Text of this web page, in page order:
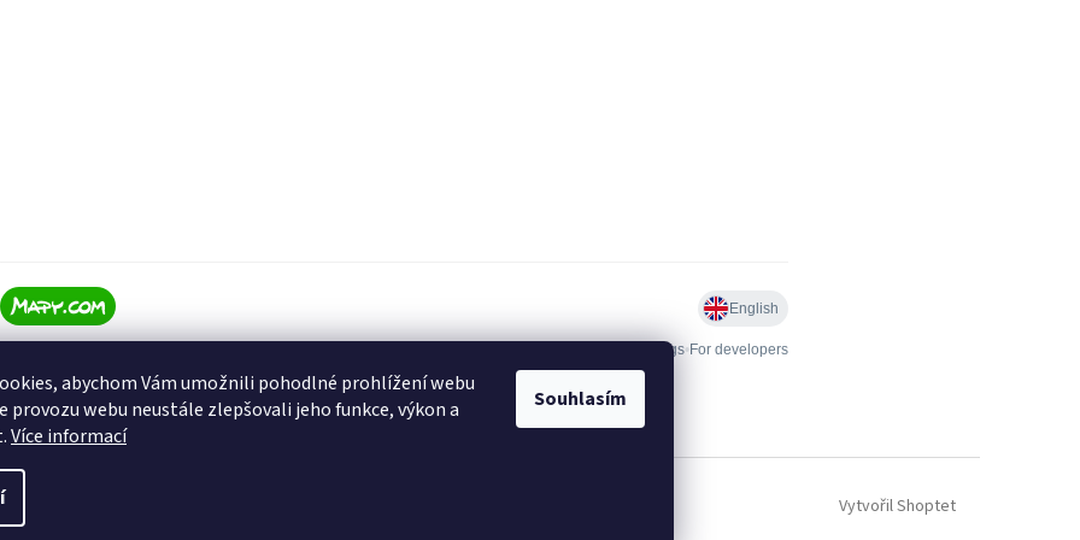
abychom Vám umožnili pohodlné prohlížení webu
provozu webu neustále zlepšovali jeho funkce, výkon a
Více informací
Souhlasím
Vytvořil Shoptet